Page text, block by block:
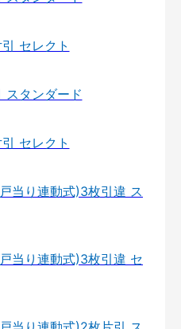
セレクト
スタンダード
セレクト
当り連動式)3枚引違 ス
当り連動式)3枚引違 セ